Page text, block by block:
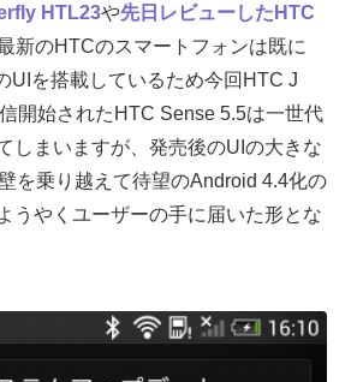
HTL23や先日レビューしたHTC
新のHTCのスマートフォンは既に
UIを搭載しているため今回HTC J
開始されたHTC Sense 5.5は一世代
しまいますが、発売後のUIの大きな
を乗り越えて待望のAndroid 4.4化の
うやくユーザーの手に届いた形とな